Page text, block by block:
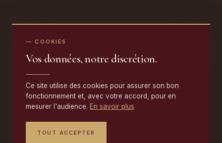
— COOKIES
Vos données, notre discrétion.
Ce site utilise des cookies pour assurer son bon
fonctionnement et, avec votre accord, pour en
mesurer l'audience. En savoir plus
TOUT ACCEPTER